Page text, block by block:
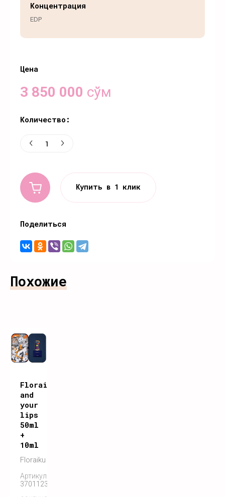
Цена
3 850 000 сўм
Количество:
Купить в 1 клик
Концентрация
EDP
Поделиться
Похожие
Floraiku
and
your
lips
50ml
+
10ml
Floraiku
Артикул:
3701123000041